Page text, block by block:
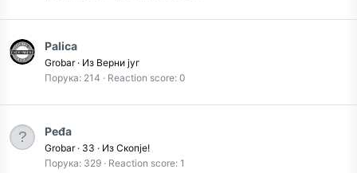
Palica
Grobar · Из Верни југ
Порука 214 Reaction score 0
Peđa
Grobar · 33 · Из Скопje!
Порука 329 Reaction score 1